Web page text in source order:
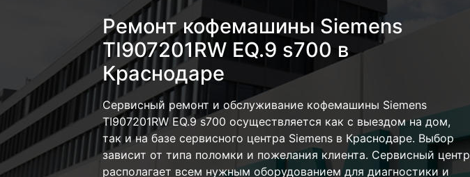
Ремонт кофемашины Siemens
TI907201RW EQ.9 s700 в
Краснодаре
Сервисный ремонт и обслуживание кофемашины Siemens
TI907201RW EQ.9 s700 осуществляется как с выездом на дом,
так и на базе сервисного центра Siemens в Краснодаре. Выбор
зависит от типа поломки и пожелания клиента. Сервисный центр
располагает всем нужным оборудованием для диагностики и